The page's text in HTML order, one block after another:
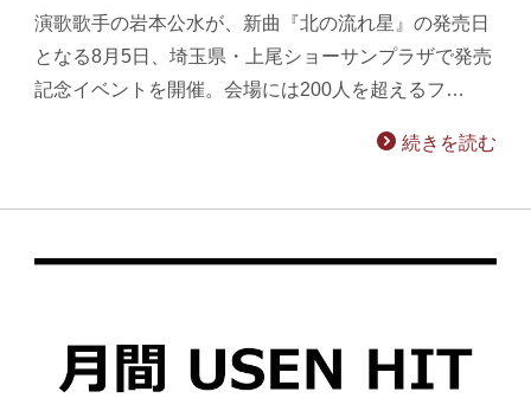
演歌歌手の岩本公水が、新曲『北の流れ星』の発売日
となる8月5日、埼玉県・上尾ショーサンプラザで発売
記念イベントを開催。会場には200人を超えるフ…
続きを読む